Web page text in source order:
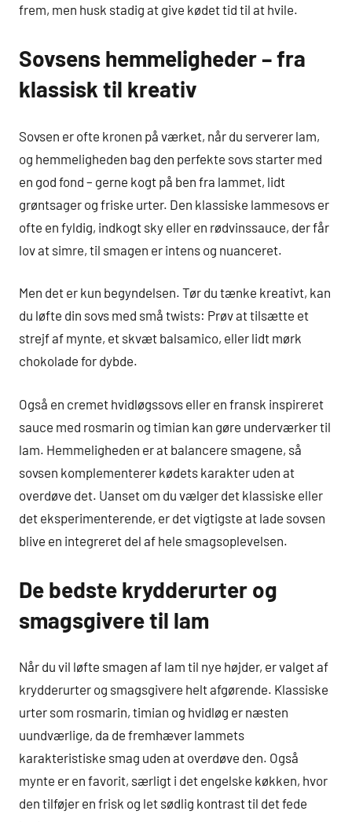
frem, men husk stadig at give kødet tid til at hvile.
Sovsens hemmeligheder – fra
klassisk til kreativ
Sovsen er ofte kronen på værket, når du serverer lam,
og hemmeligheden bag den perfekte sovs starter med
en god fond – gerne kogt på ben fra lammet, lidt
grøntsager og friske urter. Den klassiske lammesovs er
ofte en fyldig, indkogt sky eller en rødvinssauce, der får
lov at simre, til smagen er intens og nuanceret.
Men det er kun begyndelsen. Tør du tænke kreativt, kan
du løfte din sovs med små twists: Prøv at tilsætte et
strejf af mynte, et skvæt balsamico, eller lidt mørk
chokolade for dybde.
Også en cremet hvidløgssovs eller en fransk inspireret
sauce med rosmarin og timian kan gøre underværker til
lam. Hemmeligheden er at balancere smagene, så
sovsen komplementerer kødets karakter uden at
overdøve det. Uanset om du vælger det klassiske eller
det eksperimenterende, er det vigtigste at lade sovsen
blive en integreret del af hele smagsoplevelsen.
De bedste krydderurter og
smagsgivere til lam
Når du vil løfte smagen af lam til nye højder, er valget af
krydderurter og smagsgivere helt afgørende. Klassiske
urter som rosmarin, timian og hvidløg er næsten
uundværlige, da de fremhæver lammets
karakteristiske smag uden at overdøve den. Også
mynte er en favorit, særligt i det engelske køkken, hvor
den tilføjer en frisk og let sødlig kontrast til det fede